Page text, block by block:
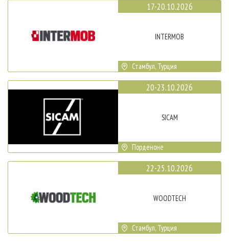
17-20.10.2026
INTERMOB
Стамбул, Турция
20-23.10.2026
SICAM
Порденоне
22-25.10.2026
WOODTECH
Стамбул, Турция